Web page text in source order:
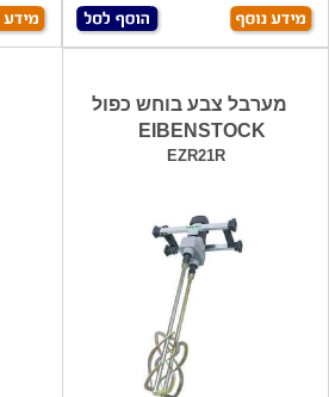
מערבל צבע בוחש כפול
EIBENSTOCK
EZR21R